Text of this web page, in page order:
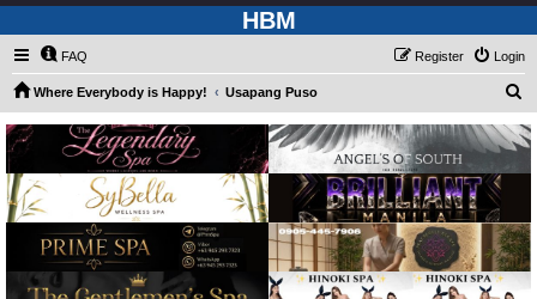
HBM
FAQ Login
Register
Where Everybody is Happy! Usapang Puso
a
r
h